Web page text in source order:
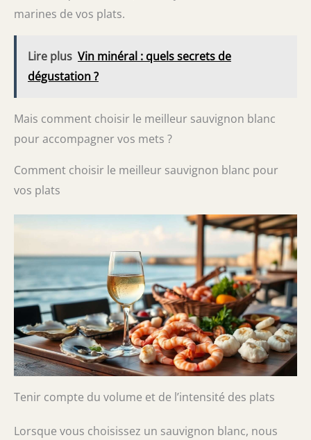
marines de vos plats.
Lire plus Vin minéral : quels secrets de
dégustation ?
Mais comment choisir le meilleur sauvignon blanc
pour accompagner vos mets ?
Comment choisir le meilleur sauvignon blanc pour
vos plats
Tenir compte du volume et de l’intensité des plats
Lorsque vous choisissez un sauvignon blanc, nous